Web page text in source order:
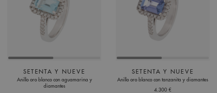
SETENTA Y NUEVE
Anillo oro blanco con aguamarina y
diamantes
SETENTA Y NUEVE
Anillo oro blanco con tanzanita y diamantes
4.300 €